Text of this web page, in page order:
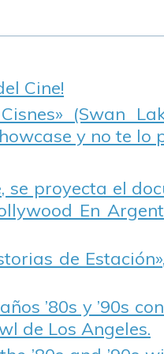
Cine!
(Swan
y no te lo
se proyecta el
En
de
’80s y ’90s
de Los Angeles.